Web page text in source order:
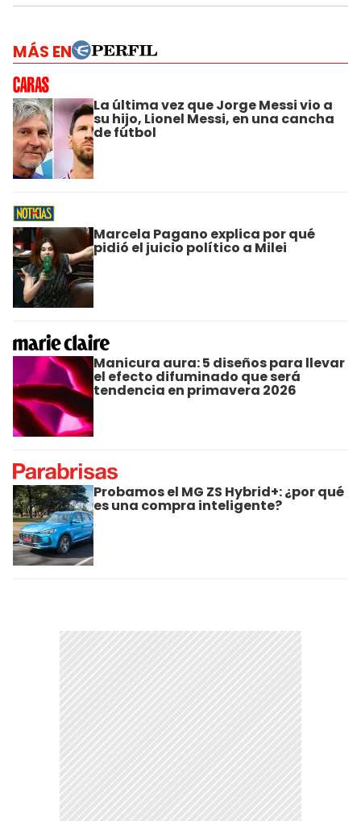
MÁS EN
La última vez que Jorge Messi vio a
su hijo, Lionel Messi, en una cancha
de fútbol
Marcela Pagano explica por qué
pidió el juicio político a Milei
Manicura aura: 5 diseños para llevar
el efecto difuminado que será
tendencia en primavera 2026
Probamos el MG ZS Hybrid+: ¿por qué
es una compra inteligente?